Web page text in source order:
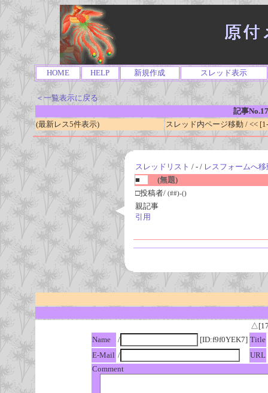
HOME HELP 新規作成 スレッド表示
＜一覧表示に戻る
記事
(最新レス5件表示)
スレッド内ページ移動 / <<
スレッドリスト / - / レスフォームへ移
■
(無題)
□投稿者/ (##)-()
親記事
引用
Name
/ [ID:f9f0YEK7] Title
E-Mail / URL
Comment